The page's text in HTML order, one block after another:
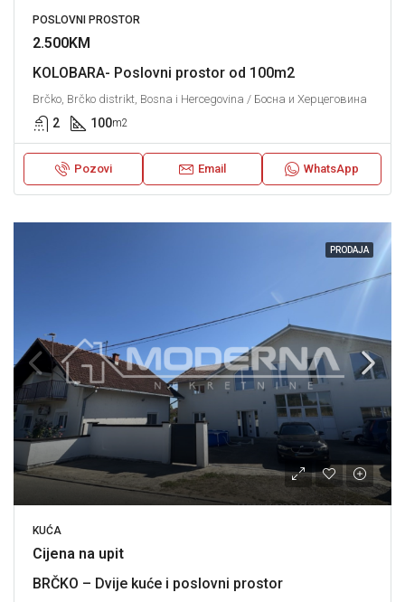
POSLOVNI PROSTOR
2.500KM
KOLOBARA- Poslovni prostor od 100m2
Brčko, Brčko distrikt, Bosna i Hercegovina / Босна и Херцеговина
2 100m2
Pozovi Email WhatsApp
PRODAJA
KUĆA
Cijena na upit
BRČKO – Dvije kuće i poslovni prostor